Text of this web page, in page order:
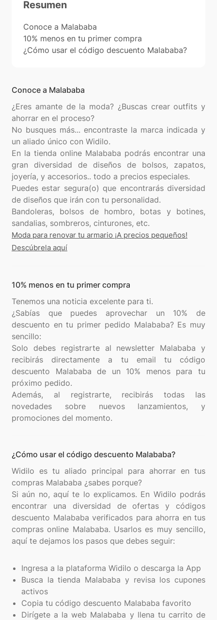
Resumen
Conoce a Malababa
10% menos en tu primer compra
¿Cómo usar el código descuento Malababa?
Conoce a Malababa
¿Eres amante de la moda? ¿Buscas crear outfits y
ahorrar en el proceso?
No busques más... encontraste la marca indicada y
un aliado único con Widilo.
En la tienda online Malababa podrás encontrar una
gran diversidad de diseños de bolsos, zapatos,
joyería, y accesorios.. todo a precios especiales.
Puedes estar segura(o) que encontrarás diversidad
de diseños que irán con tu personalidad.
Bandoleras, bolsos de hombro, botas y botines,
Moda para renovar tu armario ¡A precios pequeños!
Descúbrela aquí
10% menos en tu primer compra
Tenemos una noticia excelente para ti.
¿Sabías que puedes aprovechar un 10% de
descuento en tu primer pedido Malababa? Es muy
sencillo:
Solo debes registrarte al newsletter Malababa y
recibirás directamente a tu email tu código
descuento Malababa de un 10% menos para tu
próximo pedido.
Además, al registrarte, recibirás todas las
novedades sobre nuevos lanzamientos, y
¿Cómo usar el código descuento Malababa?
Widilo es tu aliado principal para ahorrar en tus
compras Malababa ¿sabes porque?
Si aún no, aquí te lo explicamos. En Widilo podrás
encontrar una diversidad de ofertas y códigos
descuento Malababa verificados para ahorra en tus
compras online Malababa. Usarlos es muy sencillo,
aquí te dejamos los pasos que debes seguir:
Ingresa a la plataforma Widilo o descarga la App
Busca la tienda Malababa y revisa los cupones
activos
Copia tu código descuento Malababa favorito
Dirígete a la web Malababa y llena tu carrito de